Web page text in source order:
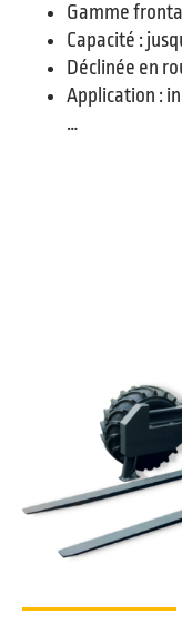
Gamme
Capacité :
Déclinée en
Application :
…